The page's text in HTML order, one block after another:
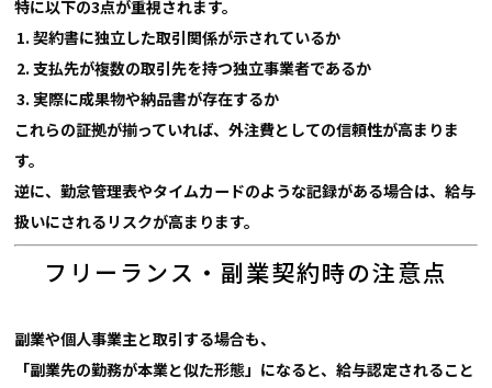
特に以下の3点が重視されます。
契約書に独立した取引関係が示されているか
支払先が複数の取引先を持つ独立事業者であるか
実際に成果物や納品書が存在するか
これらの証拠が揃っていれば、外注費としての信頼性が高まりま
す。
逆に、勤怠管理表やタイムカードのような記録がある場合は、給与
扱いにされるリスクが高まります。
フリーランス・副業契約時の注意点
副業や個人事業主と取引する場合も、
「副業先の勤務が本業と似た形態」になると、給与認定されること